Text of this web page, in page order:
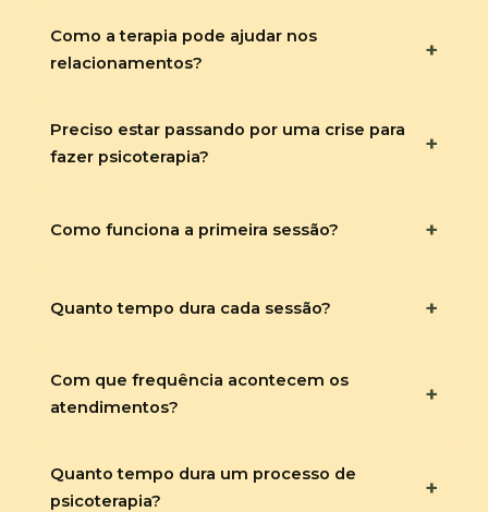
Como a terapia pode ajudar nos
relacionamentos?
+
Preciso estar passando por uma crise para
fazer psicoterapia?
+
Como funciona a primeira sessão? +
Quanto tempo dura cada sessão? +
Com que frequência acontecem os
atendimentos?
+
Quanto tempo dura um processo de
psicoterapia?
+